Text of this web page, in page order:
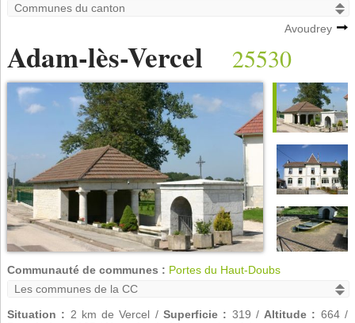
Avoudrey
Adam-lès-Vercel 25530
Communauté de communes : Portes du Haut-Doubs
Situation : 2 km de Vercel /Superficie : 319 / Altitude : 664 /